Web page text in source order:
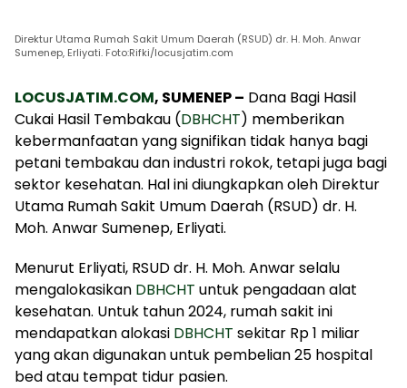
Direktur Utama Rumah Sakit Umum Daerah (RSUD) dr. H. Moh. Anwar
Sumenep, Erliyati. Foto:Rifki/locusjatim.com
LOCUSJATIM.COM, SUMENEP – Dana Bagi Hasil
Cukai Hasil Tembakau (DBHCHT) memberikan
kebermanfaatan yang signifikan tidak hanya bagi
petani tembakau dan industri rokok, tetapi juga bagi
sektor kesehatan. Hal ini diungkapkan oleh Direktur
Utama Rumah Sakit Umum Daerah (RSUD) dr. H.
Moh. Anwar Sumenep, Erliyati.
Menurut Erliyati, RSUD dr. H. Moh. Anwar selalu
mengalokasikan DBHCHT untuk pengadaan alat
kesehatan. Untuk tahun 2024, rumah sakit ini
mendapatkan alokasi DBHCHT sekitar Rp 1 miliar
yang akan digunakan untuk pembelian 25 hospital
bed atau tempat tidur pasien.